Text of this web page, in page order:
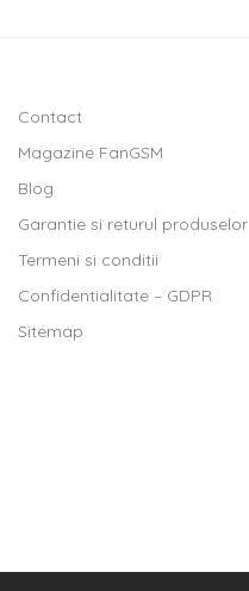
Contact
Magazine FanGSM
Blog
Garantie si returul produselor
Termeni si conditii
Confidentialitate – GDPR
Sitemap